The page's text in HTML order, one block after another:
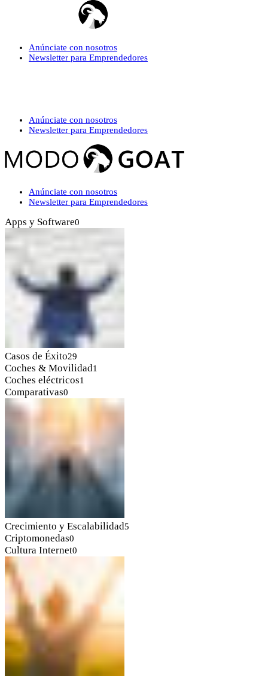
Anúnciate con nosotros
Newsletter para Emprendedores
Anúnciate con nosotros
Newsletter para Emprendedores
Anúnciate con nosotros
Newsletter para Emprendedores
Apps y Software0
Casos de Éxito29
Coches & Movilidad1
Coches eléctricos1
Comparativas0
Crecimiento y Escalabilidad5
Criptomonedas0
Cultura Internet0